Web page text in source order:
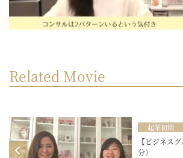
Related Movie
起業初期
【ビジネス
分）